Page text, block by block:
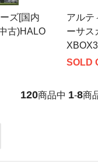
ズ[国内
古)HALO
アルテ
ーサス
SOLD
120商品中 1-8商